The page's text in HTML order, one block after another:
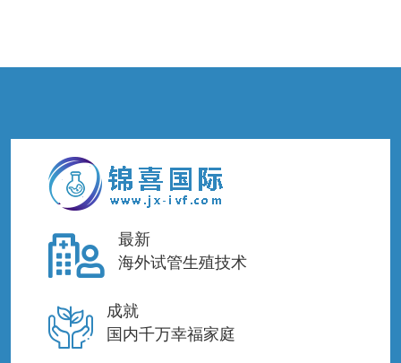
最新
海外试管生殖技术
成就
国内千万幸福家庭